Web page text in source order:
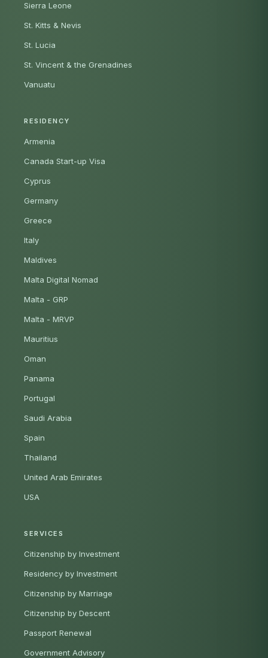
Sierra Leone
St. Kitts & Nevis
St. Lucia
St. Vincent & the Grenadines
Vanuatu
RESIDENCY
Armenia
Canada Start-up Visa
Cyprus
Germany
Greece
Italy
Maldives
Malta Digital Nomad
Malta - GRP
Malta - MRVP
Mauritius
Oman
Panama
Portugal
Saudi Arabia
Spain
Thailand
United Arab Emirates
USA
SERVICES
Citizenship by Investment
Residency by Investment
Citizenship by Marriage
Citizenship by Descent
Passport Renewal
Government Advisory